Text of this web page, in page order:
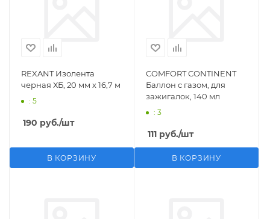
REXANT Изолента
черная ХБ, 20 мм х 16,7 м
: 5
190 руб./шт
В КОРЗИНУ
COMFORT CONTINENT
Баллон с газом, для
зажигалок, 140 мл
: 3
111 руб./шт
В КОРЗИНУ